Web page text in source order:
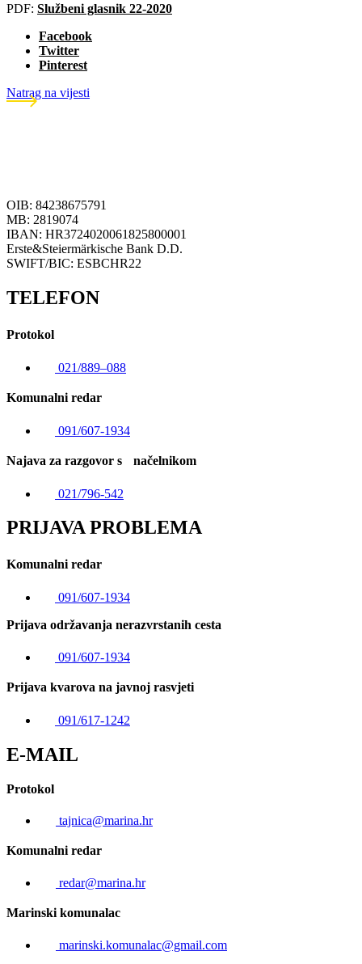
PDF: Službeni glasnik 22-2020
Facebook
Twitter
Pinterest
Natrag na vijesti
OIB: 84238675791
MB: 2819074
IBAN: HR3724020061825800001
Erste&Steiermärkische Bank D.D.
SWIFT/BIC: ESBCHR22
TELEFON
Protokol
021/889–088
Komunalni redar
091/607-1934
Najava za razgovor s načelnikom
021/796-542
PRIJAVA PROBLEMA
Komunalni redar
091/607-1934
Prijava održavanja nerazvrstanih cesta
091/607-1934
Prijava kvarova na javnoj rasvjeti
091/617-1242
E-MAIL
Protokol
tajnica@marina.hr
Komunalni redar
redar@marina.hr
Marinski komunalac
marinski.komunalac@gmail.com